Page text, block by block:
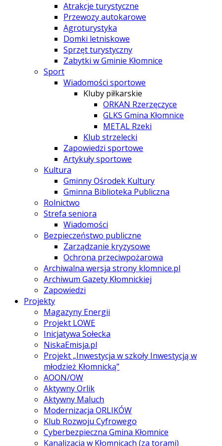
Atrakcje turystyczne
Przewozy autokarowe
Agroturystyka
Domki letniskowe
Sprzęt turystyczny
Zabytki w Gminie Kłomnice
Sport
Wiadomości sportowe
Kluby piłkarskie
ORKAN Rzerzęczyce
GLKS Gmina Kłomnice
METAL Rzeki
Klub strzelecki
Zapowiedzi sportowe
Artykuły sportowe
Kultura
Gminny Ośrodek Kultury
Gminna Biblioteka Publiczna
Rolnictwo
Strefa seniora
Wiadomości
Bezpieczeństwo publiczne
Zarządzanie kryzysowe
Ochrona przeciwpożarowa
Archiwalna wersja strony klomnice.pl
Archiwum Gazety Kłomnickiej
Zapowiedzi
Projekty
Magazyny Energii
Projekt LOWE
Inicjatywa Sołecka
NiskaEmisja.pl
Projekt „Inwestycja w szkoły Inwestycją w
młodzież Kłomnicką”
AOON/OW
Aktywny Orlik
Aktywny Maluch
Modernizacja ORLIKÓW
Klub Rozwoju Cyfrowego
Cyberbezpieczna Gmina Kłomnice
Kanalizacja w Kłomnicach (za torami)